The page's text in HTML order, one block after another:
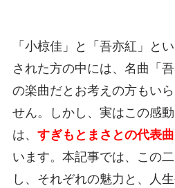
「小椋佳」と「吾亦紅」と
された方の中には、名曲「
の楽曲だとお考えの方もい
せん。しかし、実はこの感
は、 すぎもとまさとの代表曲
います。本記事では、この
し、それぞれの魅力と、人